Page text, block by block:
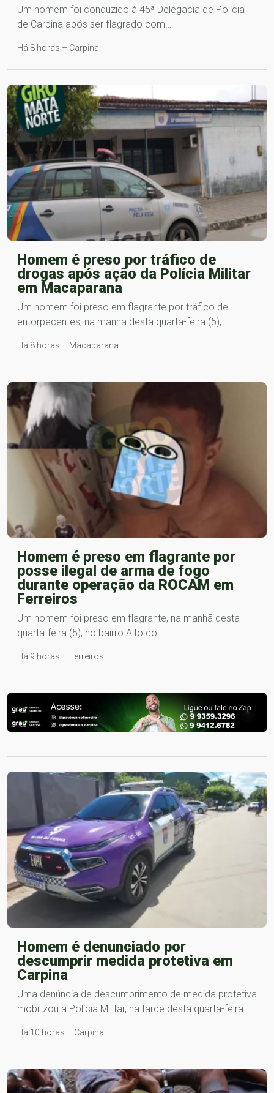
Um homem foi conduzido à 45ª Delegacia de Polícia
de Carpina após ser flagrado com…
Há 8 horas – Carpina
Homem é preso por tráfico de
drogas após ação da Polícia Militar
em Macaparana
Um homem foi preso em flagrante por tráfico de
entorpecentes, na manhã desta quarta-feira (5),…
Há 8 horas – Macaparana
Homem é preso em flagrante por
posse ilegal de arma de fogo
durante operação da ROCAM em
Ferreiros
Um homem foi preso em flagrante, na manhã desta
quarta-feira (5), no bairro Alto do…
Há 9 horas – Ferreiros
Homem é denunciado por
descumprir medida protetiva em
Carpina
Uma denúncia de descumprimento de medida protetiva
mobilizou a Polícia Militar, na tarde desta quarta-feira…
Há 10 horas – Carpina